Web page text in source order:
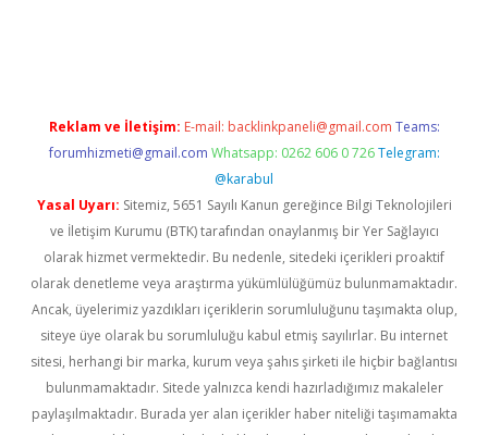
Reklam ve İletişim: E-mail: backlinkpaneli@gmail.com Teams:
forumhizmeti@gmail.com Whatsapp: 0262 606 0 726 Telegram:
@karabul
Yasal Uyarı: Sitemiz, 5651 Sayılı Kanun gereğince Bilgi Teknolojileri
ve İletişim Kurumu (BTK) tarafından onaylanmış bir Yer Sağlayıcı
olarak hizmet vermektedir. Bu nedenle, sitedeki içerikleri proaktif
olarak denetleme veya araştırma yükümlülüğümüz bulunmamaktadır.
Ancak, üyelerimiz yazdıkları içeriklerin sorumluluğunu taşımakta olup,
siteye üye olarak bu sorumluluğu kabul etmiş sayılırlar. Bu internet
sitesi, herhangi bir marka, kurum veya şahıs şirketi ile hiçbir bağlantısı
bulunmamaktadır. Sitede yalnızca kendi hazırladığımız makaleler
paylaşılmaktadır. Burada yer alan içerikler haber niteliği taşımamakta